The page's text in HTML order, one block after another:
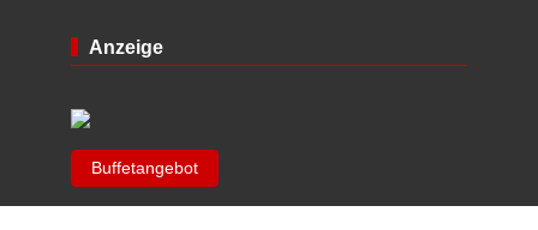
Anzeige
Buffetangebot